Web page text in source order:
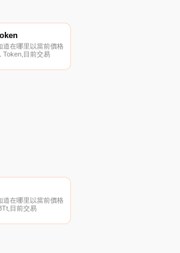
道在哪里以當前價格
Token,目前交易
所是BySHILLt、
道在哪里以當前價格
目前交易